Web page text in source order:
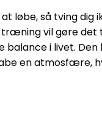
løbe, så tving dig
vil gøre
balance i livet.
en atmosfære,